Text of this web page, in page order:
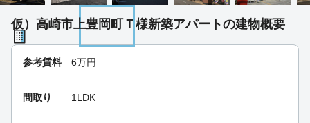
仮）高崎市上豊岡町Ｔ様新築アパートの建物概要
参考賃料 6万円
間取り 1LDK